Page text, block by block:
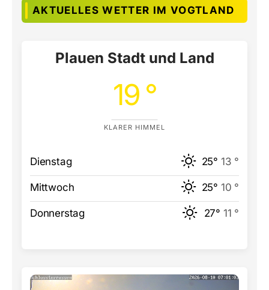
AKTUELLES WETTER IM VOGTLAND
Plauen Stadt und Land
19 °
KLARER HIMMEL
Dienstag 25° 13 °
Mittwoch 25° 10 °
Donnerstag 27° 11 °